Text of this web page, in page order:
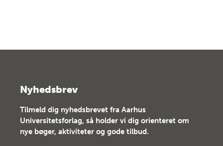
Nyhedsbrev
Tilmeld dig nyhedsbrevet fra Aarhus
Universitetsforlag, så holder vi dig orienteret om
nye bøger, aktiviteter og gode tilbud.